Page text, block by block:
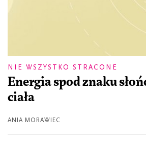
NIE WSZYSTKO STRACONE
Energia spod znaku
ciała
ANIA MORAWIEC